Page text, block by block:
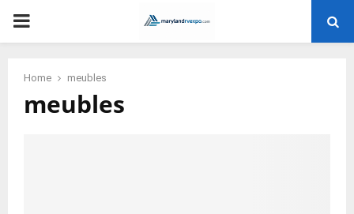
PRIMARY
Home meubles
meubles